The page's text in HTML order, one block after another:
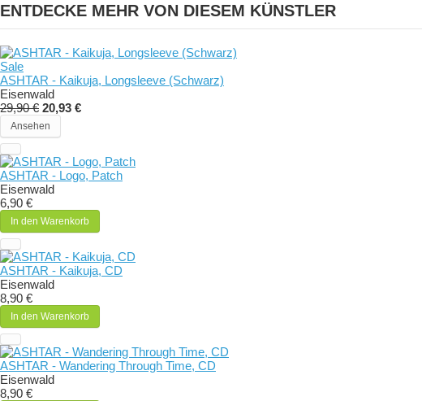
ENTDECKE MEHR VON DIESEM KÜNSTLER
Sale
ASHTAR - Kaikuja, Longsleeve (Schwarz)
Eisenwald
29,90 € 20,93 €
Ansehen
ASHTAR - Logo, Patch
Eisenwald
6,90 €
In den Warenkorb
ASHTAR - Kaikuja, CD
Eisenwald
8,90 €
In den Warenkorb
ASHTAR - Wandering Through Time, CD
Eisenwald
8,90 €